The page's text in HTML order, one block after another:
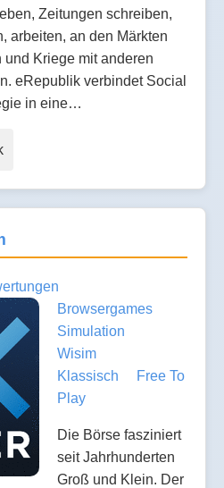
Zeitungen schreiben,
arbeiten, an den Märkten
Kriege mit anderen
eRepublik verbindet Social
in eine…
Browsergames
Simulation
Wisim
Klassisch
Free To
Play
Die Börse fasziniert
seit Jahrhunderten
Groß und Klein. Der